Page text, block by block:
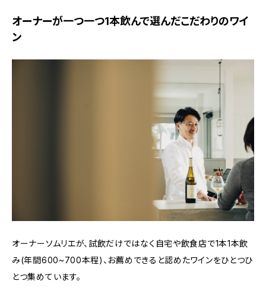
オーナーが一つ一つ1本飲んで選んだこだわりのワイ
ン
オーナーソムリエが、試飲だけではなく自宅や飲食店で1本1本飲
み(年間600~700本程)、お薦めできると認めたワインをひとつひ
とつ集めています。